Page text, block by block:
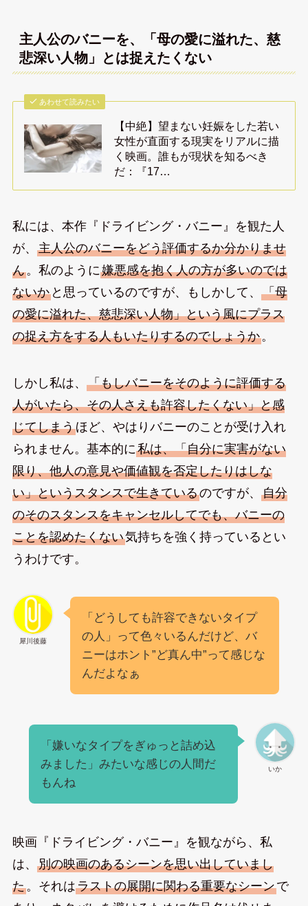
主人公のバニーを、「母の愛に溢れた、慈
悲深い人物」とは捉えたくない
あわせて読みたい
【中絶】望まない妊娠をした若い
女性が直面する現実をリアルに描
く映画。誰もが現状を知るべき
だ：『17…
私には、本作『ドライビング・バニー』を観た人
が、 主人公のバニーをどう評価するか分かりませ
ん。私のように嫌悪感を抱く人の方が多いのでは
ないかと思っているのですが、もしかして、 「母
の愛に溢れた、慈悲深い人物」という風にプラス
の捉え方をする人もいたりするのでしょうか。
しかし私は、 「もしバニーをそのように評価する
人がいたら、その人さえも許容したくない」と感
じてしまうほど、やはりバニーのことが受け入れ
られません。基本的に私は、「自分に実害がない
限り、他人の意見や価値観を否定したりはしな
い」というスタンスで生きているのですが、 自分
のそのスタンスをキャンセルしてでも、バニーの
ことを認めたくない気持ちを強く持っているとい
うわけです。
犀川後藤
「どうしても許容できないタイプ
の人」って色々いるんだけど、バ
ニーはホント”ど真ん中”って感じな
んだよなぁ
いか
「嫌いなタイプをぎゅっと詰め込
みました」みたいな感じの人間だ
もんね
映画『ドライビング・バニー』を観ながら、私
は、 別の映画のあるシーンを思い出していまし
た。それはラストの展開に関わる重要なシーンで